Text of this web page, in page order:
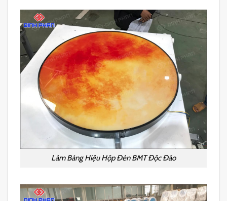
Làm Bảng Hiệu Hộp Đèn BMT Độc Đáo